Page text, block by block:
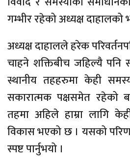
गम्भीर रहेको अध्यक्ष दाहालको
अध्यक्ष दाहालले हरेक
चाहने शक्तिबीच जहिल्यै पनि
स्थानीय तहहरुमा केही
सकारात्मक पक्षसमेत रहेको
तहमा अहिले हाम्रा लागि
विकास भएको छ । यसको
स्पष्ट पार्नुभयो ।